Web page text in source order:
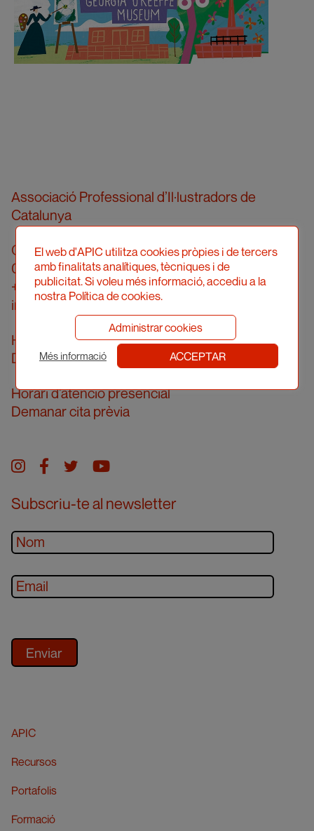
Associació Professional d’Il·lustradors de
Catalunya
Carrer Londres, 96, pral. 2a
08036 Barcelona
+34 934 161 474
info@apic.cat
Horari d’atenció telefònica
De dilluns a divendres de 10 a 14h
Horari d’atenció presencial
Demanar cita prèvia
Instagram
facebook
twitteryoutube
Subscriu-te al newsletter
APIC
Recursos
Portafolis
Formació
El web d'APIC utilitza cookies pròpies i de tercers
amb finalitats analítiques, tècniques i de
publicitat. Si voleu més informació, accediu a la
nostra Política de cookies.
Administrar cookies
Més informació ACCEPTAR